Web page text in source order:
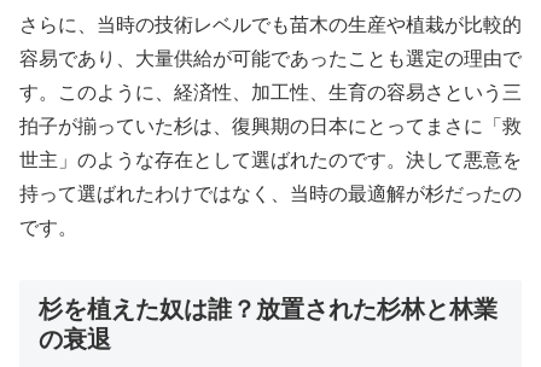
さらに、当時の技術レベルでも苗木の生産や植栽が比較的
容易であり、大量供給が可能であったことも選定の理由で
す。このように、経済性、加工性、生育の容易さという三
拍子が揃っていた杉は、復興期の日本にとってまさに「救
世主」のような存在として選ばれたのです。決して悪意を
持って選ばれたわけではなく、当時の最適解が杉だったの
です。
杉を植えた奴は誰？放置された杉林と林業
の衰退